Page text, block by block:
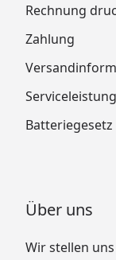
Rechnung
Zahlung
Batteriegesetz
Über uns
Wir stellen